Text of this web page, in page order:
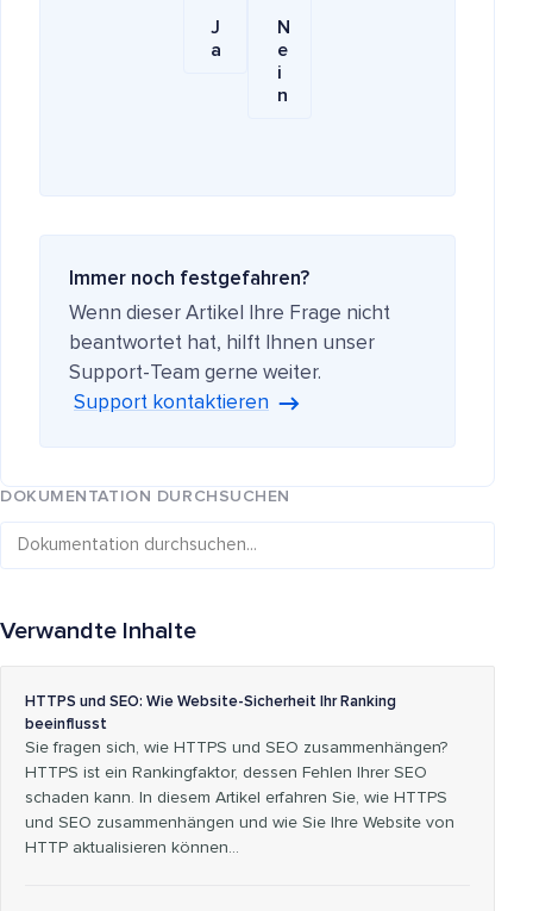
J
a
N
e
i
n
Immer noch festgefahren?
Wenn dieser Artikel Ihre Frage nicht
beantwortet hat, hilft Ihnen unser
Support-Team gerne weiter.
Support kontaktieren
DOKUMENTATION DURCHSUCHEN
Verwandte Inhalte
HTTPS und SEO: Wie Website-Sicherheit Ihr Ranking
beeinflusst
Sie fragen sich, wie HTTPS und SEO zusammenhängen?
HTTPS ist ein Rankingfaktor, dessen Fehlen Ihrer SEO
schaden kann. In diesem Artikel erfahren Sie, wie HTTPS
und SEO zusammenhängen und wie Sie Ihre Website von
HTTP aktualisieren können…